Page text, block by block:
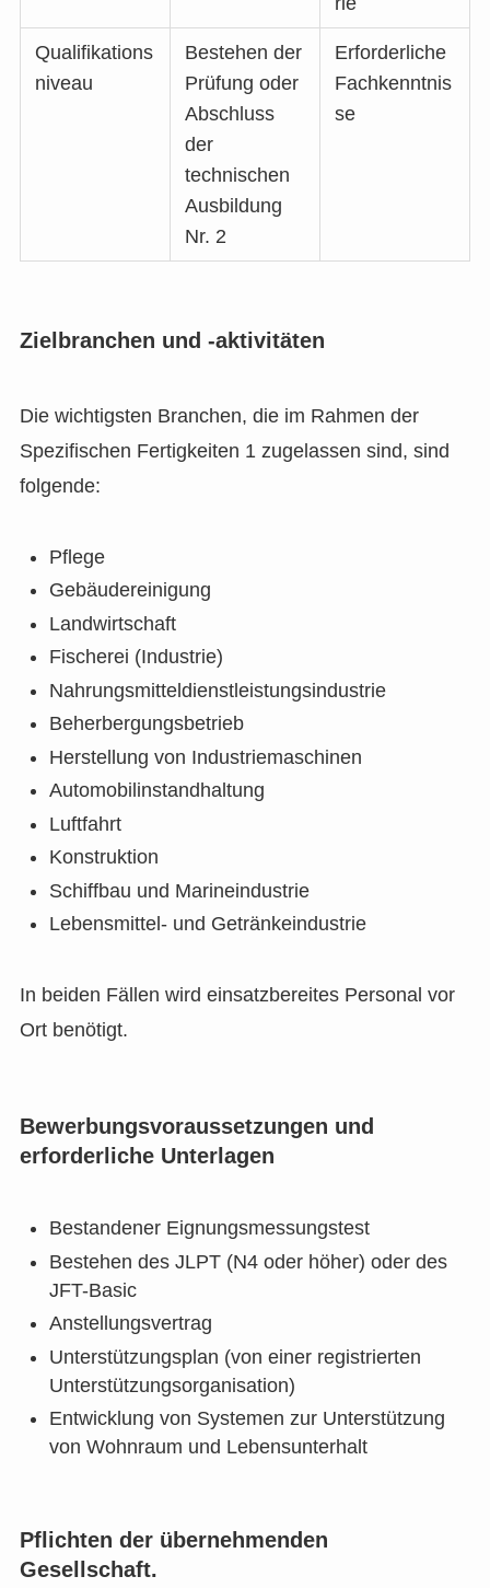
Qualifikations
niveau
Bestehen der
Prüfung oder
Abschluss
der
technischen
Ausbildung
Nr. 2
Erforderliche
Fachkenntnis
se
Zielbranchen und -aktivitäten
Die wichtigsten Branchen, die im Rahmen der
Spezifischen Fertigkeiten 1 zugelassen sind, sind
folgende:
Pflege
Gebäudereinigung
Landwirtschaft
Fischerei (Industrie)
Nahrungsmitteldienstleistungsindustrie
Beherbergungsbetrieb
Herstellung von Industriemaschinen
Automobilinstandhaltung
Luftfahrt
Konstruktion
Schiffbau und Marineindustrie
Lebensmittel- und Getränkeindustrie
In beiden Fällen wird einsatzbereites Personal vor
Ort benötigt.
Bewerbungsvoraussetzungen und
erforderliche Unterlagen
Bestandener Eignungsmessungstest
Bestehen des JLPT (N4 oder höher) oder des
JFT-Basic
Anstellungsvertrag
Unterstützungsplan (von einer registrierten
Unterstützungsorganisation)
Entwicklung von Systemen zur Unterstützung
von Wohnraum und Lebensunterhalt
Pflichten der übernehmenden
Gesellschaft.